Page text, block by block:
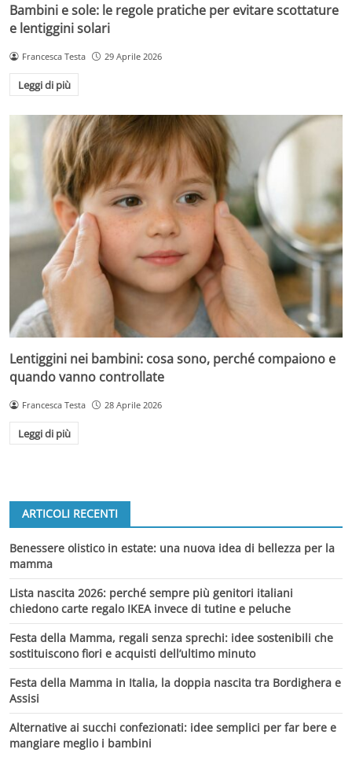
Bambini e sole: le regole pratiche per evitare scottature
e lentiggini solari
Francesca Testa 29 Aprile 2026
Leggi di più
Lentiggini nei bambini: cosa sono, perché compaiono e
quando vanno controllate
Francesca Testa 28 Aprile 2026
Leggi di più
ARTICOLI RECENTI
Benessere olistico in estate: una nuova idea di bellezza per la
mamma
Lista nascita 2026: perché sempre più genitori italiani
chiedono carte regalo IKEA invece di tutine e peluche
Festa della Mamma, regali senza sprechi: idee sostenibili che
sostituiscono fiori e acquisti dell’ultimo minuto
Festa della Mamma in Italia, la doppia nascita tra Bordighera e
Assisi
Alternative ai succhi confezionati: idee semplici per far bere e
mangiare meglio i bambini